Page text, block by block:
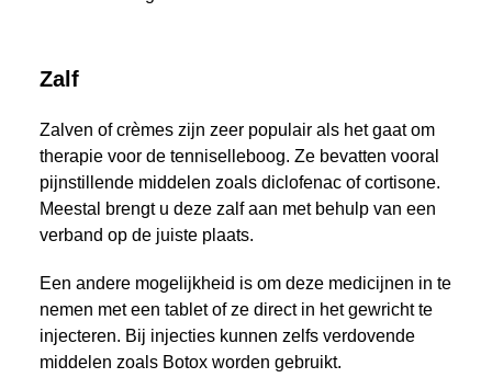
Zalf
Zalven of crèmes zijn zeer populair als het gaat om
therapie voor de tenniselleboog. Ze bevatten vooral
pijnstillende middelen zoals diclofenac of cortisone.
Meestal brengt u deze zalf aan met behulp van een
verband op de juiste plaats.
Een andere mogelijkheid is om deze medicijnen in te
nemen met een tablet of ze direct in het gewricht te
injecteren. Bij injecties kunnen zelfs verdovende
middelen zoals Botox worden gebruikt.